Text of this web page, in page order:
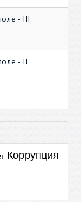
- III
- II
Коррупция